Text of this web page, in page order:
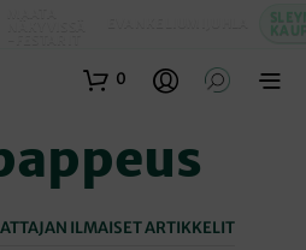
0
ILMAISET ARTIKKELIT